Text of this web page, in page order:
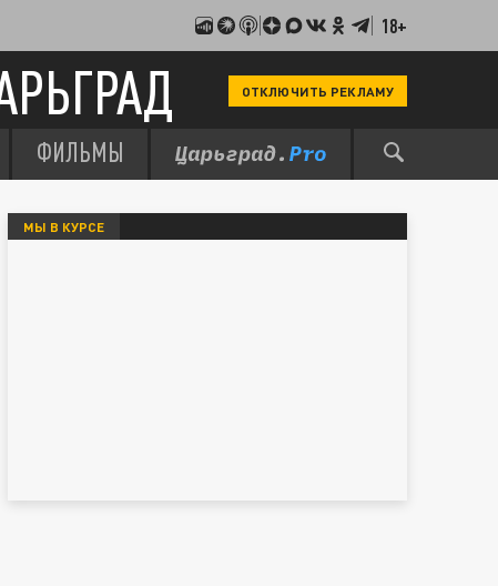
18+
ОТКЛЮЧИТЬ РЕКЛАМУ
ФИЛЬМЫ
МЫ В КУРСЕ